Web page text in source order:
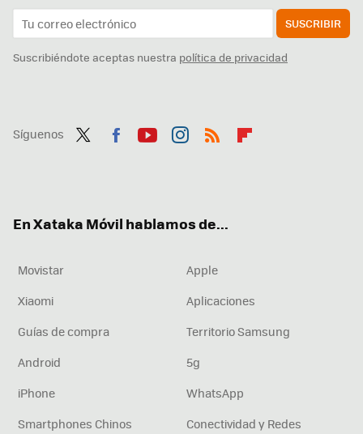
SUSCRIBIR
Suscribiéndote aceptas nuestra política de privacidad
Síguenos
En Xataka Móvil hablamos de...
Movistar
Apple
Xiaomi
Aplicaciones
Guías de compra
Territorio Samsung
Android
5g
iPhone
WhatsApp
Smartphones Chinos
Conectividad y Redes